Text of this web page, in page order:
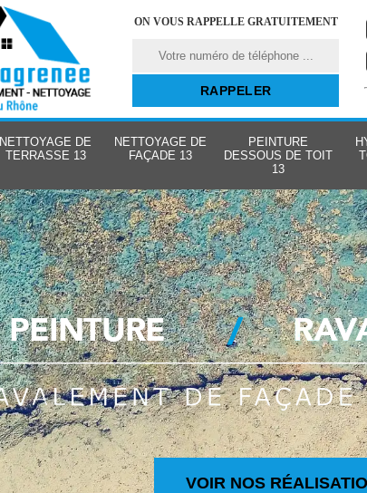
ON VOUS RAPPELLE GRATUITEMENT
NETTOYAGE DE
TERRASSE 13
NETTOYAGE DE
FAÇADE 13
PEINTURE
DESSOUS DE TOIT
13
VOIR NOS